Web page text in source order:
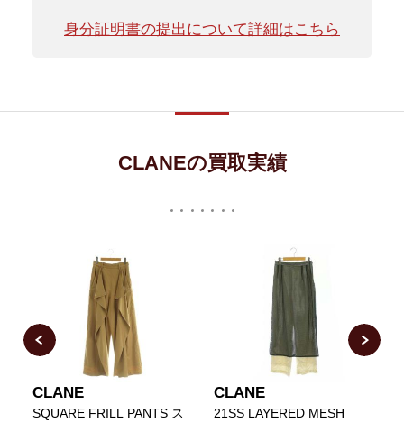
身分証明書の提出について詳細はこちら
CLANEの買取実績
CLANE
SQUARE FRILL PANTS ス
CLANE
21SS LAYERED MESH